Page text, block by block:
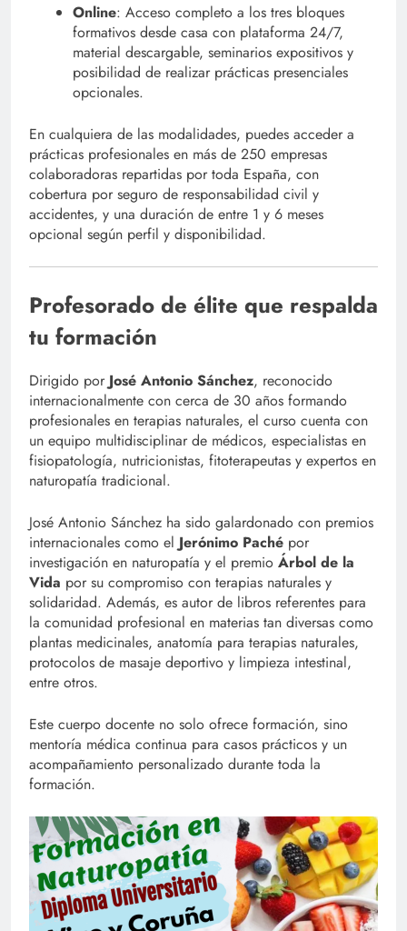
Online: Acceso completo a los tres bloques
formativos desde casa con plataforma 24/7,
material descargable, seminarios expositivos y
posibilidad de realizar prácticas presenciales
opcionales.
En cualquiera de las modalidades, puedes acceder a
prácticas profesionales en más de 250 empresas
colaboradoras repartidas por toda España, con
cobertura por seguro de responsabilidad civil y
accidentes, y una duración de entre 1 y 6 meses
opcional según perfil y disponibilidad.
Profesorado de élite que respalda
tu formación
Dirigido por José Antonio Sánchez, reconocido
internacionalmente con cerca de 30 años formando
profesionales en terapias naturales, el curso cuenta con
un equipo multidisciplinar de médicos, especialistas en
fisiopatología, nutricionistas, fitoterapeutas y expertos en
naturopatía tradicional.
José Antonio Sánchez ha sido galardonado con premios
internacionales como el Jerónimo Paché por
investigación en naturopatía y el premio Árbol de la
Vida por su compromiso con terapias naturales y
solidaridad. Además, es autor de libros referentes para
la comunidad profesional en materias tan diversas como
plantas medicinales, anatomía para terapias naturales,
protocolos de masaje deportivo y limpieza intestinal,
entre otros.
Este cuerpo docente no solo ofrece formación, sino
mentoría médica continua para casos prácticos y un
acompañamiento personalizado durante toda la
formación.